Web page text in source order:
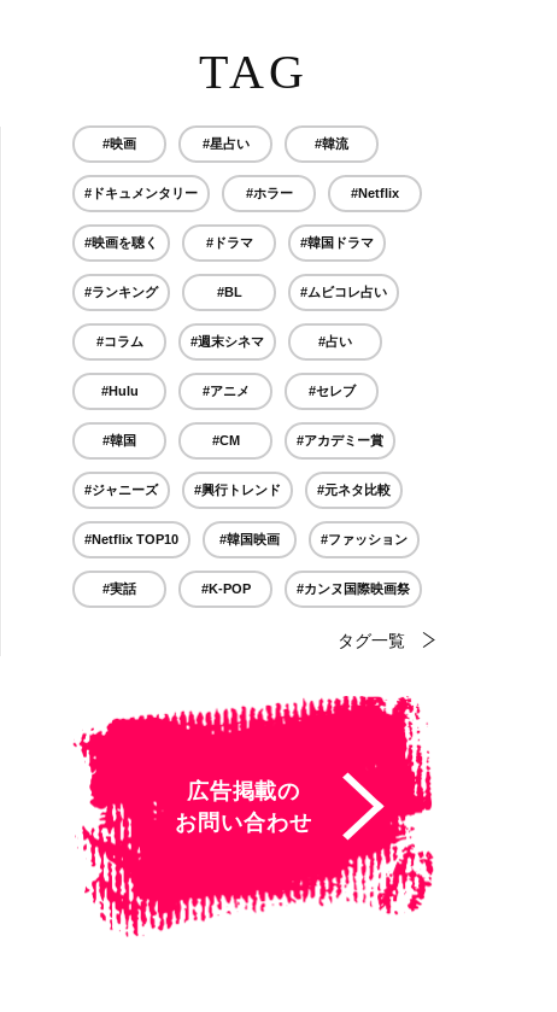
TAG
#映画 #星占い #韓流
#ドキュメンタリー #ホラー #Netflix
#映画を聴く #ドラマ #韓国ドラマ
#ランキング #BL #ムビコレ占い
#コラム #週末シネマ #占い
#Hulu #アニメ #セレブ
#韓国 #CM #アカデミー賞
#ジャニーズ #興行トレンド #元ネタ比較
#Netflix TOP10 #韓国映画 #ファッション
#実話 #K-POP #カンヌ国際映画祭
タグ一覧
広告掲載の
お問い合わせ